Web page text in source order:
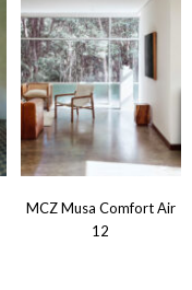
MCZ Musa Comfort Air
12